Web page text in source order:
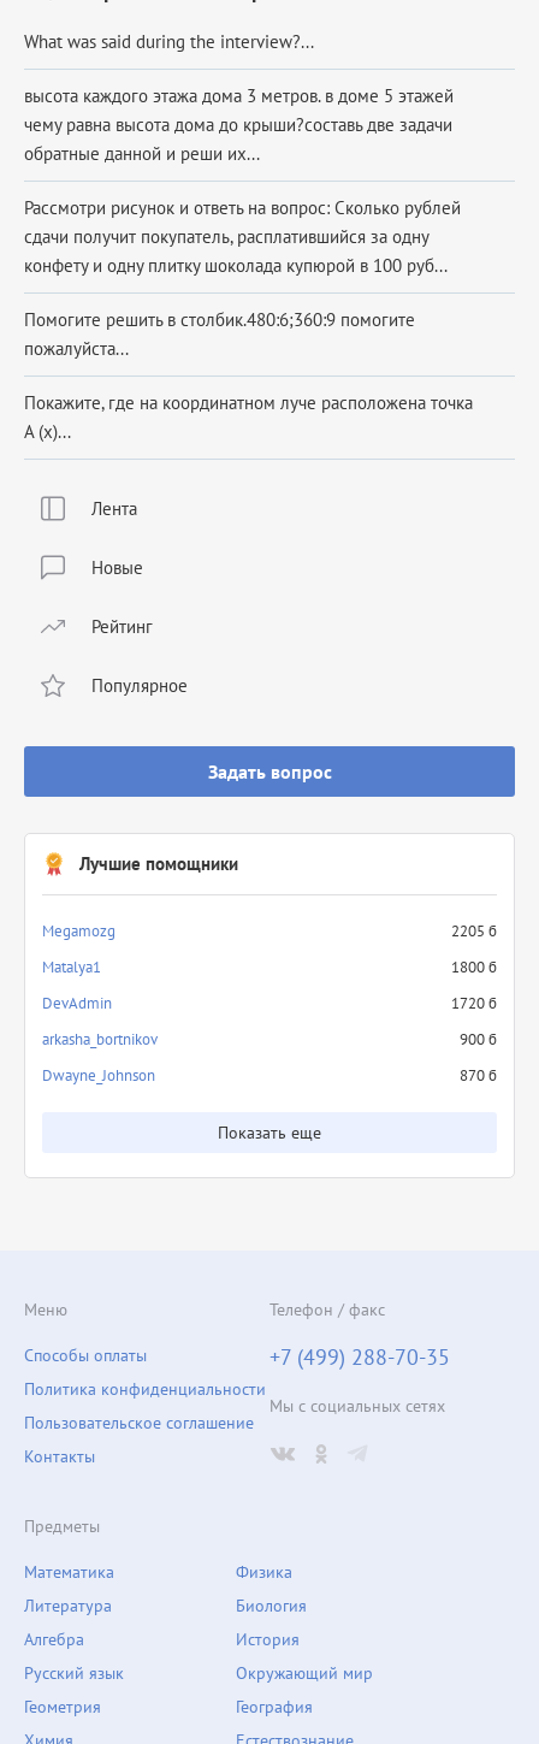
Лента
Новые
Рейтинг
Популярное
Задать вопрос
Лучшие помощники
Megamozg
2205 б
Matalya1
1800 б
DevAdmin
1720 б
arkasha_bortnikov
900 б
Dwayne_Johnson
870 б
Показать еще
What was said during the interview?...
высота каждого этажа дома 3 метров. в доме 5 этажей
чему равна высота дома до крыши?составь две задачи
обратные данной и реши их...
Рассмотри рисунок и ответь на вопрос: Сколько рублей
сдачи получит покупатель, расплатившийся за одну
конфету и одну плитку шоколада купюрой в 100 руб...
Помогите решить в столбик.480:6;360:9 помогите
пожалуйста...
Покажите, где на координатном луче расположена точка
A (x)​...
Предметы
Математика
Литература
Алгебра
Русский язык
Геометрия
Физика
Биология
История
Окружающий мир
География
Меню
Способы оплаты
Политика конфиденциальности
Пользовательское соглашение
Контакты
Телефон / факс
+7 (499) 288-70-35
Мы с социальных сетях